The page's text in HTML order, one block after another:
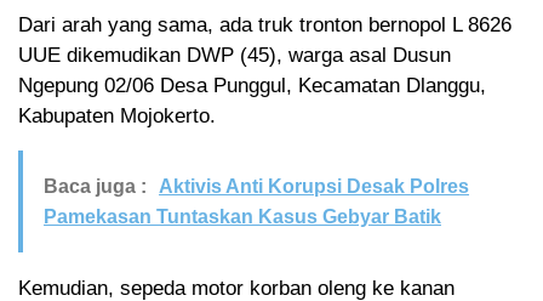
Dari arah yang sama, ada truk tronton bernopol L 8626
UUE dikemudikan DWP (45), warga asal Dusun
Ngepung 02/06 Desa Punggul, Kecamatan Dlanggu,
Kabupaten Mojokerto.
Baca juga :
Aktivis Anti Korupsi Desak Polres
Pamekasan Tuntaskan Kasus Gebyar Batik
Kemudian, sepeda motor korban oleng ke kanan